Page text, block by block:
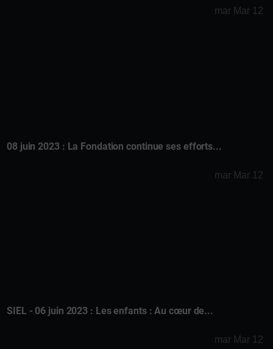
mar Mar 12
08 juin 2023 : La Fondation continue ses efforts...
mar Mar 12
SIEL - 06 juin 2023 : Les enfants : Au cœur de...
mar Mar 12